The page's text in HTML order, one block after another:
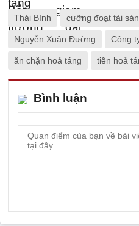
Thái Bình cưỡng đoạt tài sản
Nguyễn Xuân Đường Công
ăn chặn hoả táng tiền hoả
Bình luận